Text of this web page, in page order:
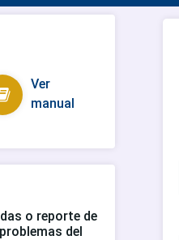
Ver
manual
o reporte de
problemas del